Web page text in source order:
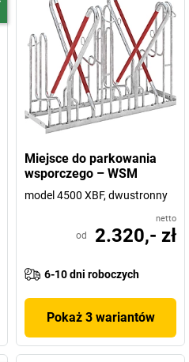
Miejsce do parkowania
wsporczego – WSM
model 4500 XBF, dwustronny
netto
od 2.320,- zł
6-10 dni roboczych
Pokaż 3 wariantów